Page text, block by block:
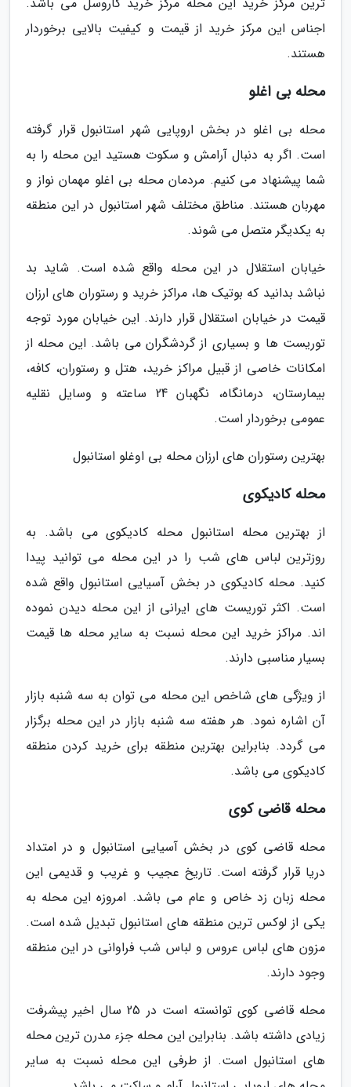
اجناس این مرکز خرید از قیمت و کیفیت بالایی برخوردار
هستند.
محله بی اغلو
محله بی اغلو در بخش اروپایی شهر استانبول قرار گرفته
است. اگر به دنبال آرامش و سکوت هستید این محله را به
شما پیشنهاد می کنیم. مردمان محله بی اغلو مهمان نواز و
مهربان هستند. مناطق مختلف شهر استانبول در این منطقه
به یکدیگر متصل می شوند.
خیابان استقلال در این محله واقع شده است. شاید بد
نباشد بدانید که بوتیک ها، مراکز خرید و رستوران های ارزان
قیمت در خیابان استقلال قرار دارند. این خیابان مورد توجه
توریست ها و بسیاری از گردشگران می باشد. این محله از
امکانات خاصی از قبیل مراکز خرید، هتل و رستوران، کافه،
بیمارستان، درمانگاه، نگهبان 24 ساعته و وسایل نقلیه
عمومی برخوردار است.
بهترین رستوران های ارزان محله بی اوغلو استانبول
محله کادیکوی
از بهترین محله استانبول محله کادیکوی می باشد. به
روزترین لباس های شب را در این محله می توانید پیدا
کنید. محله کادیکوی در بخش آسیایی استانبول واقع شده
است. اکثر توریست های ایرانی از این محله دیدن نموده
اند. مراکز خرید این محله نسبت به سایر محله ها قیمت
بسیار مناسبی دارند.
از ویژگی های شاخص این محله می توان به سه شنبه بازار
آن اشاره نمود. هر هفته سه شنبه بازار در این محله برگزار
می گردد. بنابراین بهترین منطقه برای خرید کردن منطقه
کادیکوی می باشد.
محله قاضی کوی
محله قاضی کوی در بخش آسیایی استانبول و در امتداد
دریا قرار گرفته است. تاریخ عجیب و غریب و قدیمی این
محله زبان زد خاص و عام می باشد. امروزه این محله به
یکی از لوکس ترین منطقه های استانبول تبدیل شده است.
مزون های لباس عروس و لباس شب فراوانی در این منطقه
وجود دارند.
محله قاضی کوی توانسته است در 25 سال اخیر پیشرفت
زیادی داشته باشد. بنابراین این محله جزء مدرن ترین محله
های استانبول است. از طرفی این محله نسبت به سایر